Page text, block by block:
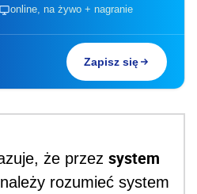
online, na żywo + nagranie
Zapisz się
że przez system
należy rozumieć system